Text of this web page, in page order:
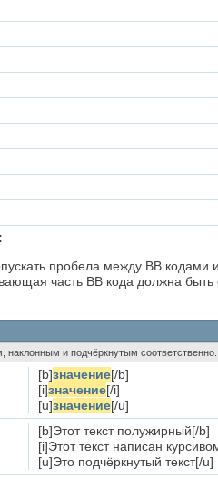
пробела между BB кодами и
часть BB кода должна
наклонным и подчёркнутым соответственно.
[b]значение[/b]
[i]значение[/i]
[u]значение[/u]
[b]Этот текст полужирный[/b]
[i]Этот текст написан
[u]Это подчёркнутый текст[/u]